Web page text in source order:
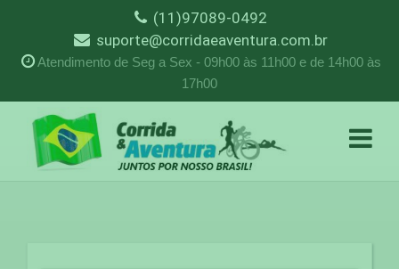
(11)97089-0492
suporte@corridaeaventura.com.br
Atendimento de Seg a Sex - 09h00 às 11h00 e de 14h00 às
17h00